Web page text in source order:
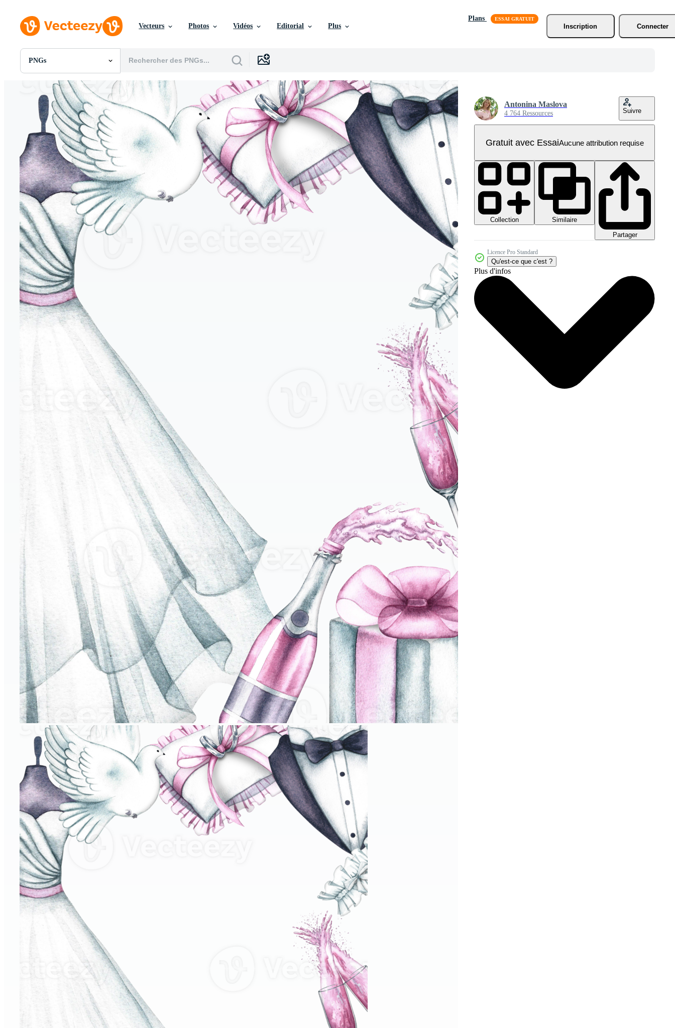
Vecteurs Photos Vidéos Editorial Plus
Plans
Inscription
Connecter
PNGs
Toutes Images
Photos
PNGs
PSDs
SVGs
Modèles
Vecteurs
Vidéos
Motion graphics
Images Éditoriales
Événements Éditoriaux
Antonina Maslova
4 764 Ressources Suivre
Gratuit avec EssaiAucune attribution requise
Collection
Similaire
Partager
Licence Pro Standard
Qu'est-ce que c'est ?
Plus d'infos